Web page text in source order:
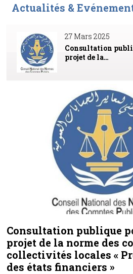
Actualités &
27 Mars 2025
Consultation
projet de la…
Consultation publique
projet de la norme des
collectivités locales «
des états financiers »